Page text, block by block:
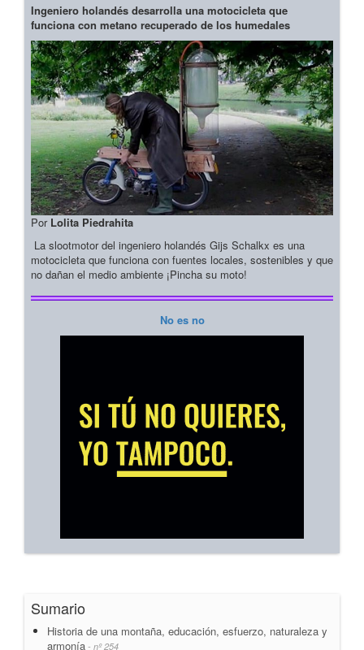
Ingeniero holandés desarrolla una motocicleta que
funciona con metano recuperado de los humedales
Por Lolita Piedrahita
La slootmotor del ingeniero holandés Gijs Schalkx es una
motocicleta que funciona con fuentes locales, sostenibles y que
no dañan el medio ambiente ¡Pincha su moto!
No es no
Sumario
Historia de una montaña, educación, esfuerzo, naturaleza y
armonía - nº 254